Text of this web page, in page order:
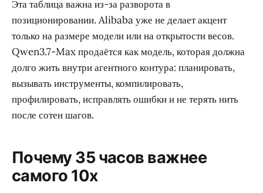
Эта таблица важна из-за разворота в
позиционировании. Alibaba уже не делает акцент
только на размере модели или на открытости весов.
Qwen3.7-Max продаётся как модель, которая должна
долго жить внутри агентного контура: планировать,
вызывать инструменты, компилировать,
профилировать, исправлять ошибки и не терять нить
после сотен шагов.
Почему 35 часов важнее
самого 10x